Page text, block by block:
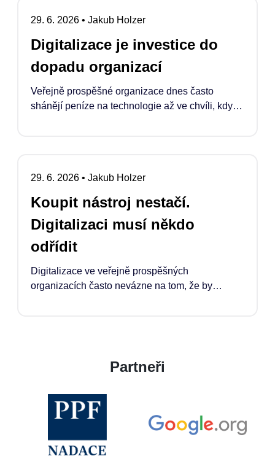
29. 6. 2026 • Jakub Holzer
Digitalizace je investice do
dopadu organizací
Veřejně prospěšné organizace dnes často
shánějí peníze na technologie až ve chvíli, kdy
součástí financování jejich rozvoje.
29. 6. 2026 • Jakub Holzer
Koupit nástroj nestačí.
Digitalizaci musí někdo
odřídit
Digitalizace ve veřejně prospěšných
organizacích často nevázne na tom, že by
organizace potřebuje, jak pracuje, rozhoduje a
naplňuje své poslání.Partneři